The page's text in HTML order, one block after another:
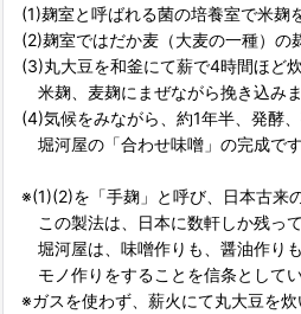
(1)麹室と呼ばれる菌の培養室で米麹
(2)麹室ではだか麦（大麦の一種）の
(3)丸大豆を和釜にて薪で4時間ほど炊
米麹、麦麹にまぜながら挽き込
(4)気候をみながら、約1年半、発酵、
堀河屋の「合わせ味噌」の完成です
※(1)(2)を「手麹」と呼び、日本古来
この製法は、日本に数軒しか残って
堀河屋は、味噌作りも、醤油作り
モノ作りをすることを信条としてい
※ガスを使わず、薪火にて丸大豆を炊